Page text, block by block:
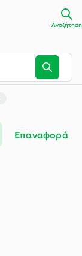
Αναζήτηση
Επαναφορά
συνταγών